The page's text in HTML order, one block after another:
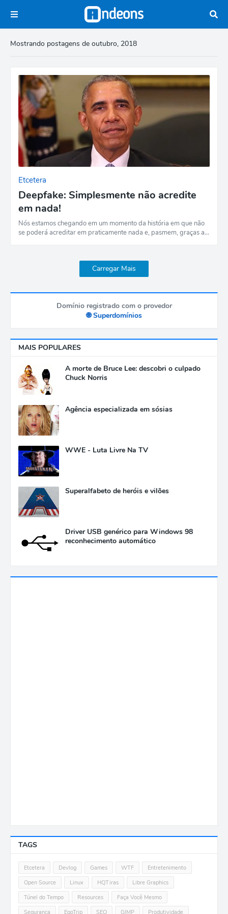
Mostrando postagens de outubro, 2018
Etcetera
Deepfake: Simplesmente não acredite
em nada!
Nós estamos chegando em um momento da história em que não
se poderá acreditar em praticamente nada e, pasmem, graças a…
Carregar Mais
Domínio registrado com o provedor
🌐 Superdomínios
MAIS POPULARES
A morte de Bruce Lee: descobri o culpado
Chuck Norris
Agência especializada em sósias
WWE - Luta Livre Na TV
Superalfabeto de heróis e vilões
Driver USB genérico para Windows 98
reconhecimento automático
TAGS
Etcetera Devlog Games WTF
Entretenimento
Open Source
Linux HQTiras
Libre Graphics
Túnel do Tempo
Resources
Faça Você Mesmo
Segurança
EgoTrip SEO GIMP Produtividade